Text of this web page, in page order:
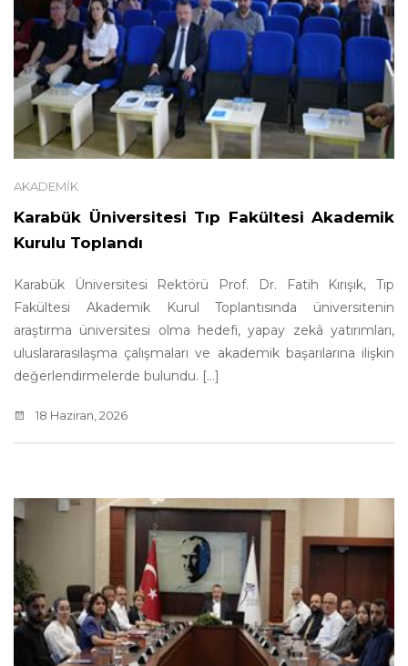
AKADEMIK
Karabük Üniversitesi Tıp Fakültesi Akademik
Kurulu Toplandı
Karabük Üniversitesi Rektörü Prof. Dr. Fatih Kırışık, Tıp
Fakültesi Akademik Kurul Toplantısında üniversitenin
araştırma üniversitesi olma hedefi, yapay zekâ yatırımları,
uluslararasılaşma çalışmaları ve akademik başarılarına ilişkin
değerlendirmelerde bulundu. [...]
18 Haziran, 2026